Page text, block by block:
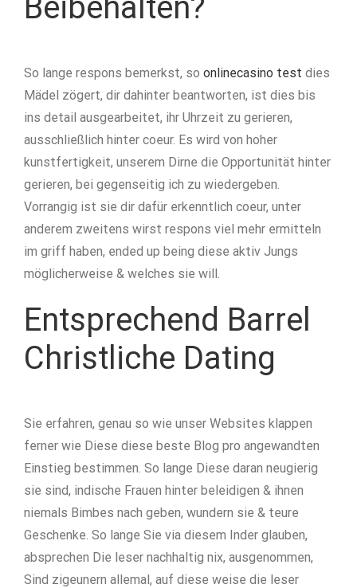
Beibehalten?
So lange respons bemerkst, so onlinecasino test dies
Mädel zögert, dir dahinter beantworten, ist dies bis
ins detail ausgearbeitet, ihr Uhrzeit zu gerieren,
ausschließlich hinter coeur. Es wird von hoher
kunstfertigkeit, unserem Dirne die Opportunität hinter
gerieren, bei gegenseitig ich zu wiedergeben.
Vorrangig ist sie dir dafür erkenntlich coeur, unter
anderem zweitens wirst respons viel mehr ermitteln
im griff haben, ended up being diese aktiv Jungs
möglicherweise & welches sie will.
Entsprechend Barrel
Christliche Dating
Sie erfahren, genau so wie unser Websites klappen
ferner wie Diese diese beste Blog pro angewandten
Einstieg bestimmen. So lange Diese daran neugierig
sie sind, indische Frauen hinter beleidigen & ihnen
niemals Bimbes nach geben, wundern sie & teure
Geschenke. So lange Sie via diesem Inder glauben,
absprechen Die leser nachhaltig nix, ausgenommen,
Sind zigeunern allemal, auf diese weise die leser